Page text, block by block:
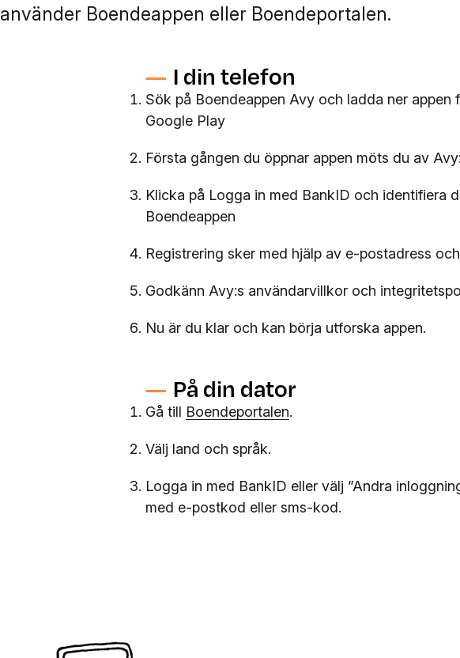
använder Boendeappen eller Boendeportalen.
I din telefon
Sök på Boendeappen Avy och ladda ner appen
Google Play
Första gången du öppnar appen möts du av
Klicka på Logga in med BankID och identifiera
Boendeappen
Registrering sker med hjälp av e-postadress
Godkänn Avy:s användarvillkor och
Nu är du klar och kan börja utforska appen.
På din dator
Gå till Boendeportalen.
Välj land och språk.
Logga in med BankID eller välj ”Andra
med e-postkod eller sms-kod.